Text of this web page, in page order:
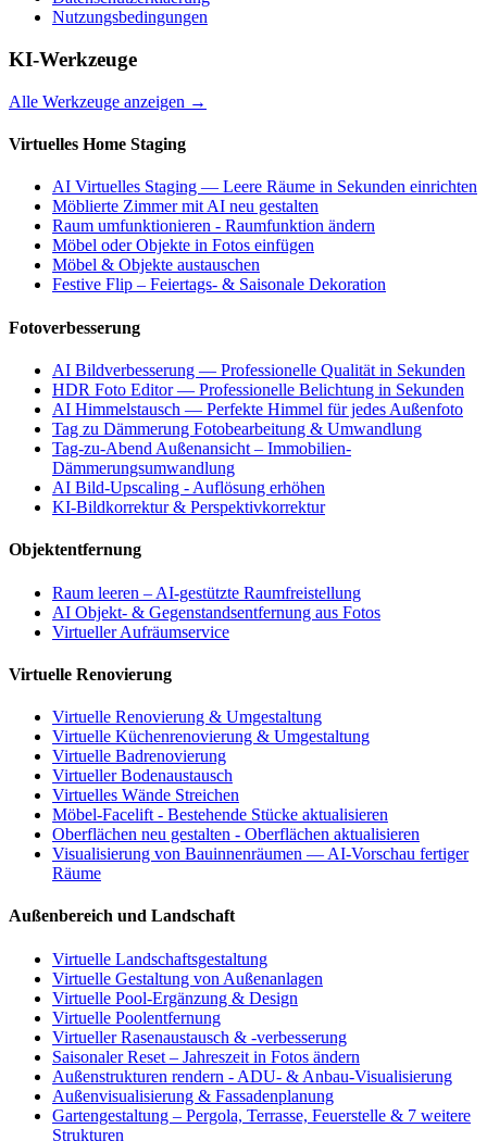
Nutzungsbedingungen
KI-Werkzeuge
Alle Werkzeuge anzeigen →
Virtuelles Home Staging
AI Virtuelles Staging — Leere Räume in Sekunden einrichten
Möblierte Zimmer mit AI neu gestalten
Raum umfunktionieren - Raumfunktion ändern
Möbel oder Objekte in Fotos einfügen
Möbel & Objekte austauschen
Festive Flip – Feiertags- & Saisonale Dekoration
Fotoverbesserung
AI Bildverbesserung — Professionelle Qualität in Sekunden
HDR Foto Editor — Professionelle Belichtung in Sekunden
AI Himmelstausch — Perfekte Himmel für jedes Außenfoto
Tag zu Dämmerung Fotobearbeitung & Umwandlung
Tag-zu-Abend Außenansicht – Immobilien-
Dämmerungsumwandlung
AI Bild-Upscaling - Auflösung erhöhen
KI-Bildkorrektur & Perspektivkorrektur
Objektentfernung
Raum leeren – AI-gestützte Raumfreistellung
AI Objekt- & Gegenstandsentfernung aus Fotos
Virtueller Aufräumservice
Virtuelle Renovierung
Virtuelle Renovierung & Umgestaltung
Virtuelle Küchenrenovierung & Umgestaltung
Virtuelle Badrenovierung
Virtueller Bodenaustausch
Virtuelles Wände Streichen
Möbel-Facelift - Bestehende Stücke aktualisieren
Oberflächen neu gestalten - Oberflächen aktualisieren
Visualisierung von Bauinnenräumen — AI-Vorschau fertiger
Räume
Außenbereich und Landschaft
Virtuelle Landschaftsgestaltung
Virtuelle Gestaltung von Außenanlagen
Virtuelle Pool-Ergänzung & Design
Virtuelle Poolentfernung
Virtueller Rasenaustausch & -verbesserung
Saisonaler Reset – Jahreszeit in Fotos ändern
Außenstrukturen rendern - ADU- & Anbau-Visualisierung
Außenvisualisierung & Fassadenplanung
Gartengestaltung – Pergola, Terrasse, Feuerstelle & 7 weitere
Strukturen